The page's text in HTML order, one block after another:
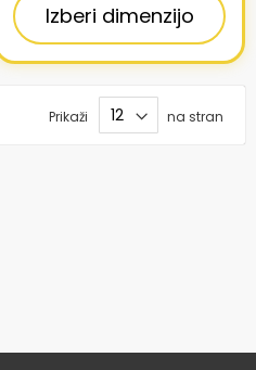
Izberi dimenzijo
Prikaži na stran